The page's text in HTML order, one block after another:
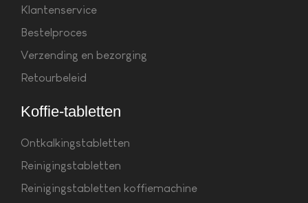
Klantenservice
Bestelproces
Verzending en bezorging
Retourbeleid
Koffie-tabletten
Ontkalkingstabletten
Reinigingstabletten
Reinigingstabletten koffiemachine